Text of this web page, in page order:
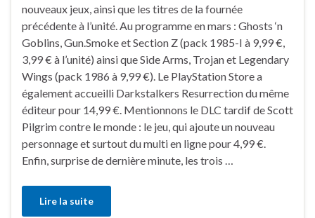
nouveaux jeux, ainsi que les titres de la fournée
précédente à l’unité. Au programme en mars : Ghosts ‘n
Goblins, Gun.Smoke et Section Z (pack 1985-I à 9,99 €,
3,99 € à l’unité) ainsi que Side Arms, Trojan et Legendary
Wings (pack 1986 à 9,99 €). Le PlayStation Store a
également accueilli Darkstalkers Resurrection du même
éditeur pour 14,99 €. Mentionnons le DLC tardif de Scott
Pilgrim contre le monde : le jeu, qui ajoute un nouveau
personnage et surtout du multi en ligne pour 4,99 €.
Enfin, surprise de dernière minute, les trois …
Lire la suite